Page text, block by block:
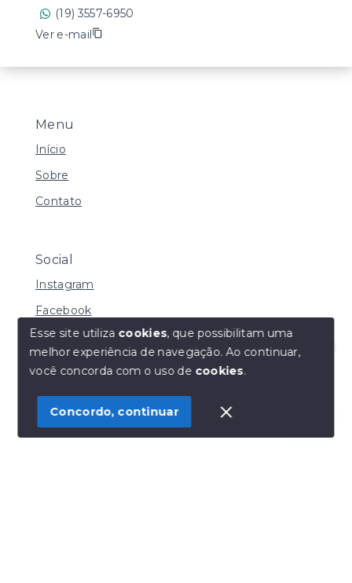
Olá! Estamos disponíveis para te ajudar.
Menu
Início
Sobre
Contato
Social
Instagram
Facebook
© Copyright 2026 - Henrique Imoveis - Todos os
SITE PARA IMOBILIARIA
(19) 3557-6950
Ver e-mail
Esse site utiliza cookies, que possibilitam uma
melhor experiência de navegação.Ao continuar,
você concorda com o uso de cookies.
Concordo, continuar